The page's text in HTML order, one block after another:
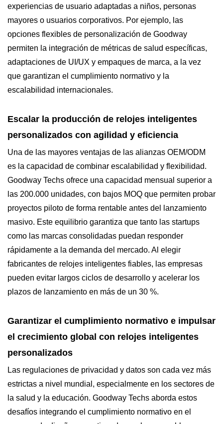
experiencias de usuario adaptadas a niños, personas
mayores o usuarios corporativos. Por ejemplo, las
opciones flexibles de personalización de Goodway
permiten la integración de métricas de salud específicas,
adaptaciones de UI/UX y empaques de marca, a la vez
que garantizan el cumplimiento normativo y la
escalabilidad internacionales.
Escalar la producción de relojes inteligentes
personalizados con agilidad y eficiencia
Una de las mayores ventajas de las alianzas OEM/ODM
es la capacidad de combinar escalabilidad y flexibilidad.
Goodway Techs ofrece una capacidad mensual superior a
las 200.000 unidades, con bajos MOQ que permiten probar
proyectos piloto de forma rentable antes del lanzamiento
masivo. Este equilibrio garantiza que tanto las startups
como las marcas consolidadas puedan responder
rápidamente a la demanda del mercado. Al elegir
fabricantes de relojes inteligentes fiables, las empresas
pueden evitar largos ciclos de desarrollo y acelerar los
plazos de lanzamiento en más de un 30 %.
Garantizar el cumplimiento normativo e impulsar
el crecimiento global con relojes inteligentes
personalizados
Las regulaciones de privacidad y datos son cada vez más
estrictas a nivel mundial, especialmente en los sectores de
la salud y la educación. Goodway Techs aborda estos
desafíos integrando el cumplimiento normativo en el